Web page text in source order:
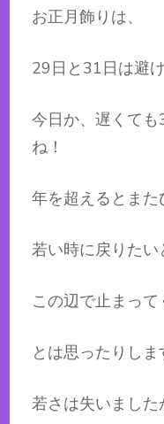
お正月飾りは、
29日と31日は避け
今日か、遅くて
ね！
年を超えるとまた
若い時に戻りたい
この辺で止まって
とは思ったりしま
若さは失いました